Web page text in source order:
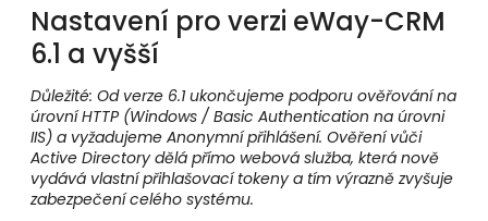
Nastavení pro verzi eWay-CRM
6.1 a vyšší
Důležité: Od verze 6.1 ukončujeme podporu ověřování na
úrovní HTTP (Windows / Basic Authentication na úrovni
IIS) a vyžadujeme Anonymní přihlášení. Ověření vůči
Active Directory dělá přímo webová služba, která nově
vydává vlastní přihlašovací tokeny a tím výrazně zvyšuje
zabezpečení celého systému.